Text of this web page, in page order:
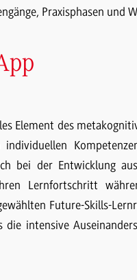
Praxisphasen und
Element des
bei der Entwicklung
Lernfortschritt
Future-Skills-
die intensive